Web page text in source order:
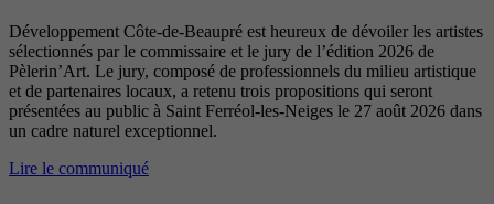
Développement Côte-de-Beaupré est heureux de dévoiler les artistes
sélectionnés par le commissaire et le jury de l’édition 2026 de
Pèlerin’Art. Le jury, composé de professionnels du milieu artistique
et de partenaires locaux, a retenu trois propositions qui seront
présentées au public à Saint Ferréol-les-Neiges le 27 août 2026 dans
un cadre naturel exceptionnel.
Lire le communiqué